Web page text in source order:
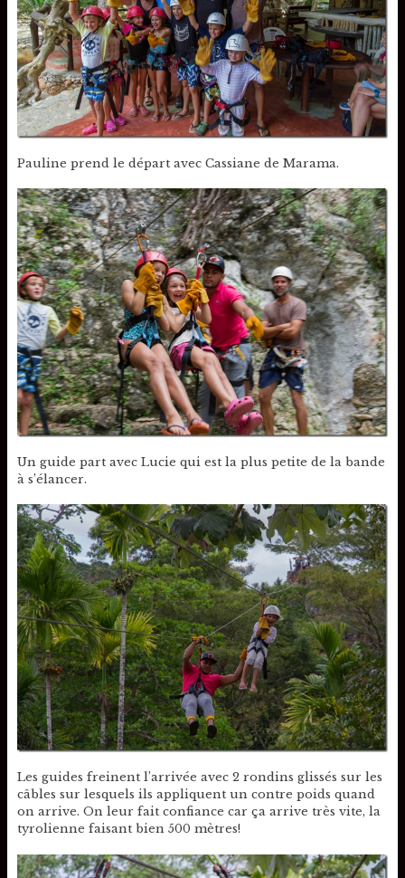
Pauline prend le départ avec Cassiane de Marama.
Un guide part avec Lucie qui est la plus petite de la bande
à s’élancer.
Les guides freinent l’arrivée avec 2 rondins glissés sur les
câbles sur lesquels ils appliquent un contre poids quand
on arrive. On leur fait confiance car ça arrive très vite, la
tyrolienne faisant bien 500 mètres!